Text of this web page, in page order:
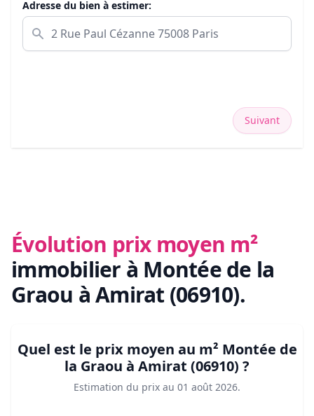
Adresse du bien à estimer:
Suivant
Évolution prix moyen m²
immobilier à Montée de la
Graou à Amirat (06910).
Quel est le prix moyen au m² Montée de
la Graou à Amirat (06910) ?
Estimation du prix au 01 août 2026.